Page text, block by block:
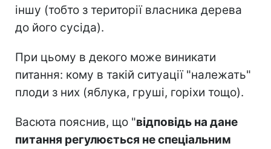
іншу (тобто з території власника дерева
до його сусіда).
При цьому в декого може виникати
питання: кому в такій ситуації "належать"
плоди з них (яблука, груші, горіхи тощо).
Васюта пояснив, що "відповідь на дане
питання регулюється не спеціальним